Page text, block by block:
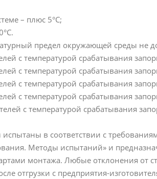
– плюс 5°С;
предел окружающей среды не
с температурой срабатывания
с температурой срабатывания
с температурой срабатывания
с температурой срабатывания
с температурой срабатывания
в соответствии с
Методы испытаний» и
монтажа. Любые отклонения от
отгрузки с предприятия-